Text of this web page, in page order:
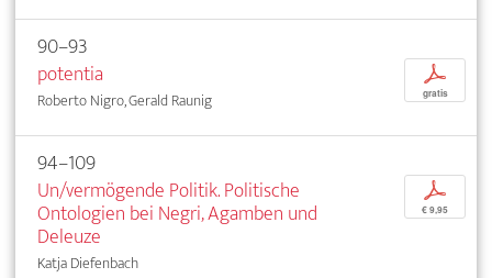
90–93
potentia
Roberto Nigro, Gerald Raunig
p
gratis
94–109
Un/vermögende Politik. Politische
Ontologien bei Negri, Agamben und
Deleuze
Katja Diefenbach
p
€ 9,95